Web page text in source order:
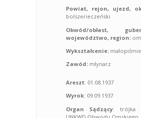
Powiat, rejon, ujezd,
bolszerieczeński
Obwód/obłast,
województwo, region:
Wykształcenie:
Zawód: młynarz
Areszt: 01.08.1937
Wyrok: 09.09.1937
Organ Sądzący: trójka